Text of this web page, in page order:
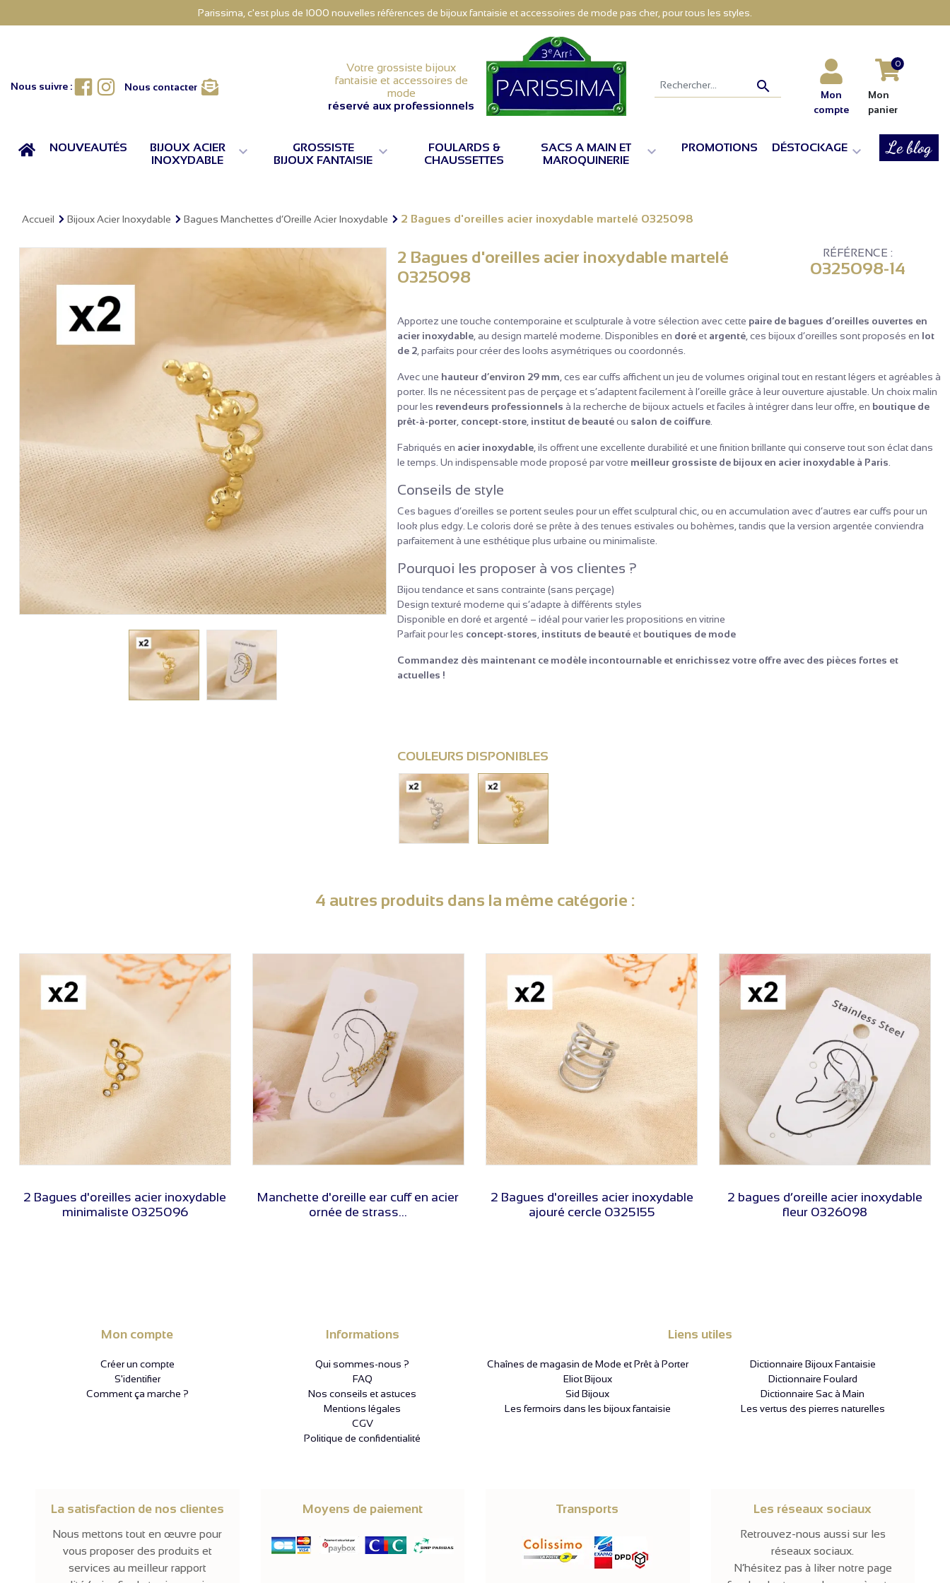
Parissima, c'est plus de 1000 nouvelles références de bijoux fantaisie et accessoires de mode pas cher, pour tous les styles.
Nous suivre : Facebook
Instagram
Nous contacter
Votre grossiste bijoux
fantaisie et accessoires de
mode
réservé aux professionnels

Mon
compte
0
Mon
panier
ACCUEILNOUVEAUTÉS
BIJOUX ACIER
INOXYDABLE

GROSSISTE
BIJOUX FANTAISIE 
FOULARDS &
CHAUSSETTES
SACS A MAIN ET
MAROQUINERIE
 PROMOTIONS DÉSTOCKAGE  Le blog
Accueil Bijoux Acier Inoxydable Bagues Manchettes d’Oreille Acier Inoxydable 2 Bagues d'oreilles acier inoxydable martelé 0325098
2 Bagues d'oreilles acier inoxydable martelé
0325098
RÉFÉRENCE :
0325098-14
Apportez une touche contemporaine et sculpturale à votre sélection avec cette paire de bagues d’oreilles ouvertes en
acier inoxydable, au design martelé moderne. Disponibles en doréet argenté, ces bijoux d’oreilles sont proposés en lot
de 2, parfaits pour créer des looks asymétriques ou coordonnés.
Avec une hauteur d’environ 29 mm , ces ear cuffs affichent un jeu de volumes original tout en restant légers et agréables à
porter. Ils ne nécessitent pas de perçage et s’adaptent facilement à l’oreille grâce à leur ouverture ajustable. Un choix malin
pour les revendeurs professionnels à la recherche de bijoux actuels et faciles à intégrer dans leur offre, en boutique de
prêt-à-porter, concept-store, institut de beautéou salon de coiffure.
Fabriqués en acier inoxydable, ils offrent une excellente durabilité et une finition brillante qui conserve tout son éclat dans
le temps. Un indispensable mode proposé par votre meilleur grossiste de bijoux en acier inoxydable à Paris
Conseils de style
Ces bagues d’oreilles se portent seules pour un effet sculptural chic, ou en accumulation avec d’autres ear cuffs pour un
look plus edgy. Le coloris doré se prête à des tenues estivales ou bohèmes, tandis que la version argentée conviendra
parfaitement à une esthétique plus urbaine ou minimaliste.
Pourquoi les proposer à vos clientes ?
Bijou tendance et sans contrainte (sans perçage)
Design texturé moderne qui s’adapte à différents styles
Disponible en doré et argenté – idéal pour varier les propositions en vitrine
Parfait pour les concept-stores instituts de beautéet boutiques de mode
Commandez dès maintenant ce modèle incontournable et enrichissez votre offre avec des pièces fortes et
actuelles !
COULEURS DISPONIBLES
4 autres produits dans la même catégorie :
2 Bagues d'oreilles acier inoxydable
minimaliste 0325096
Manchette d'oreille ear cuff en acier
ornée de strass...
2 Bagues d'oreilles acier inoxydable
ajouré cercle 0325155
2 bagues d’oreille acier inoxydable
fleur 0326098
Mon compte
Créer un compte
S'identifier
Comment ça marche ?
Informations
Qui sommes-nous ?
FAQ
Nos conseils et astuces
Mentions légales
CGV
Politique de confidentialité
Liens utiles
Chaînes de magasin de Mode et Prêt à Porter
Dictionnaire Bijoux Fantaisie
Eliot Bijoux
Dictionnaire Foulard
Sid Bijoux
Dictionnaire Sac à Main
Les fermoirs dans les bijoux fantaisie
Les vertus des pierres naturelles
La satisfaction de nos clientes
Nous mettons tout en œuvre pour
vous proposer des produits et
services au meilleur rapport
Moyens de paiement Transports Les réseaux sociaux
Retrouvez-nous aussi sur les
réseaux sociaux.
N’hésitez pas à liker notre page